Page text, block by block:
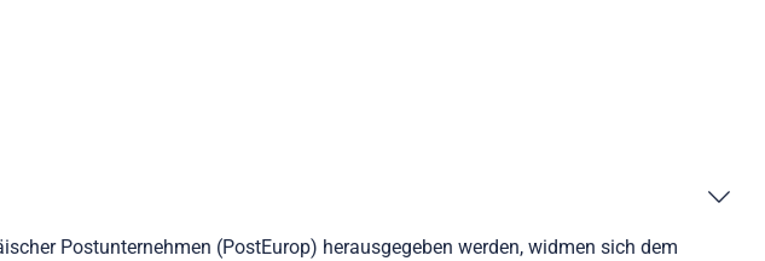
Postunternehmen (PostEurop) herausgegeben werden, widmen sich dem